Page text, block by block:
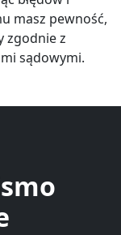
masz pewność,
zgodnie z
sądowymi.